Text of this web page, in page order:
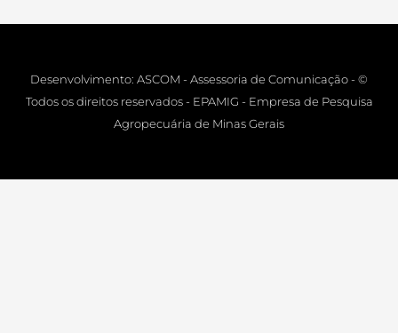
Desenvolvimento: ASCOM - Assessoria de Comunicação - ©
Todos os direitos reservados - EPAMIG - Empresa de Pesquisa
Agropecuária de Minas Gerais